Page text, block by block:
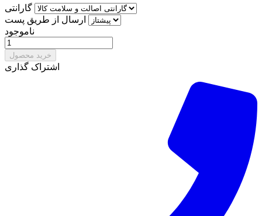
گارانتی
ارسال از طریق پست
ناموجود
خرید محصول
اشتراک گذاری